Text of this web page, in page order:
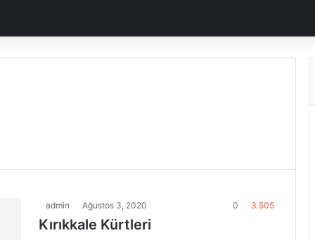
admin Ağustos 3, 2020 0 3.505
Kırıkkale Kürtleri